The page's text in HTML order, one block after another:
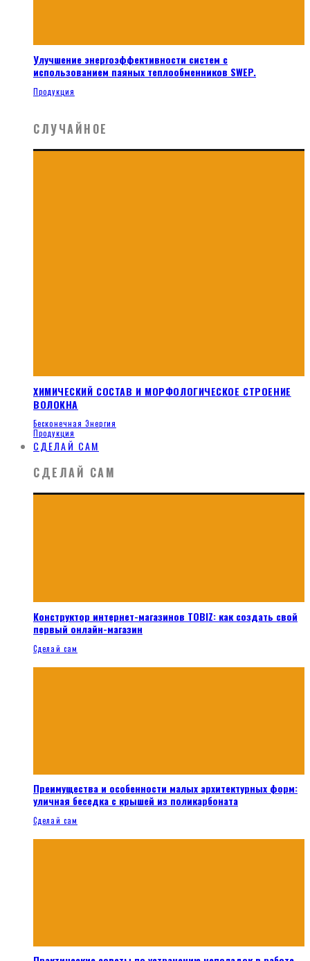
Улучшение энергоэффективности систем с
использованием паяных теплообменников SWEP.
Продукция
СЛУЧАЙНОЕ
ХИМИЧЕСКИЙ СОСТАВ И МОРФОЛОГИЧЕСКОЕ СТРОЕНИЕ
ВОЛОКНА
Бесконечная Энергия
Продукция
СДЕЛАЙ САМ
СДЕЛАЙ САМ
Конструктор интернет-магазинов TOBIZ: как создать свой
первый онлайн-магазин
Сделай сам
Преимущества и особенности малых архитектурных форм:
уличная беседка с крышей из поликарбоната
Сделай сам